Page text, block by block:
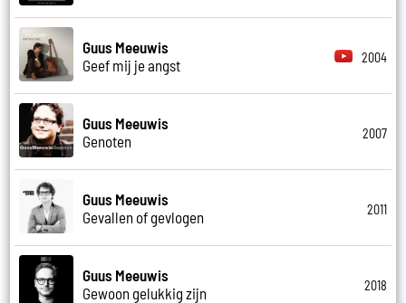
Guus Meeuwis
Geef mij je angst
2004
Guus Meeuwis
Genoten
2007
Guus Meeuwis
Gevallen of gevlogen
2011
Guus Meeuwis
Gewoon gelukkig zijn
2018